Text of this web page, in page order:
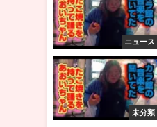
ニュース
未分類